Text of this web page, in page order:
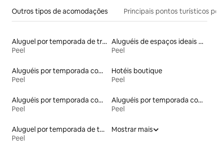
Outros tipos de acomodações Principais pontos turísticos
Aluguel por temporada de trailers
Peel
Aluguéis de espaços ideais para famílias
Peel
Aluguéis por temporada com acesso à praia
Peel
Hotéis boutique
Peel
Aluguéis por temporada com caiaque
Peel
Aluguéis por temporada com cama de altura acessível
Peel
Aluguel por temporada de townhouses
Peel
Mostrar mais